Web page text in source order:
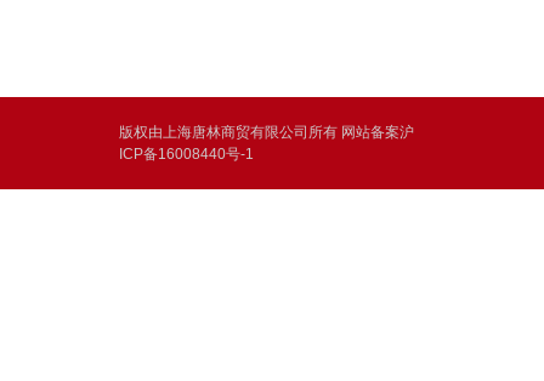
版权由上海唐林商贸有限公司所有 网站备案沪
ICP备16008440号-1